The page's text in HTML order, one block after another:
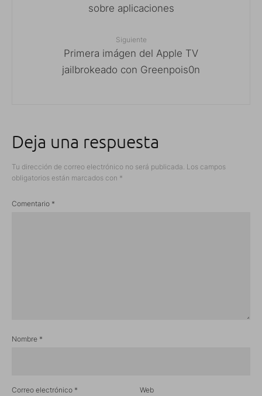
sobre aplicaciones
Siguiente
Primera imágen del Apple TV
jailbrokeado con Greenpois0n
Deja una respuesta
Tu dirección de correo electrónico no será publicada. Los campos
obligatorios están marcados con *
Comentario *
Nombre *
Correo electrónico * Web